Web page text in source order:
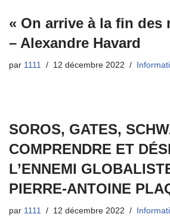
« On arrive à la fin des
– Alexandre Havard
par 1111 12 décembre 2022
SOROS, GATES,
COMPRENDRE ET
L’ENNEMI
PIERRE-ANTOINE
par 1111 12 décembre 2022